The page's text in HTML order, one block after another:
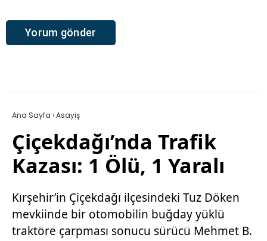
Ana Sayfa ›Asayiş
Çiçekdağı’nda Trafik
Kazası: 1 Ölü, 1 Yaralı
Kırşehir’in Çiçekdağı ilçesindeki Tuz Döken
mevkiinde bir otomobilin buğday yüklü
traktöre çarpması sonucu sürücü Mehmet B.